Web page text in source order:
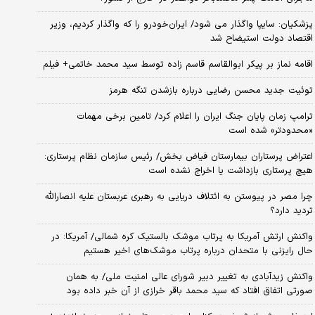
پزشکیان: سایپا واگذار می شود/ ایران‌خودرو را که واگذار کردیم، وزیر
اقتصاد دولت استیضاح شد
اقامه نماز بر پیکر ابوالقاسم قاسم زاده توسط سید محمد خاتمی+ فیلم
توئیت جدید محسن رضایی درباره بازشدن تنگه هرمز
ترامپ زمان پایان جنگ ایران را اعلام کرد/ تامین برخی مهمات
«محدودتر» شده است
اعتراض پرستاران بیمارستان فیاض بخش/ رئیس سازمان نظام پرستاری:
هیچ پرستاری بازداشت یا اخراج نشده است
چرا مصر در پیوستن به ائتلاف دریایی به رهبری عربستان علیه انصارالله
تردید دارد؟
واکنش ارتش آمریکا به پرتاب موشک بالستیک کره شمالی/ آمریکا: در
حال رایزنی با متحدان درباره پرتاب موشک‌های اخیر هستیم
واکنش زیدآبادی به تغییر دبیر شورای عالی امنیت ملی/ به همان
صورتی اتفاق افتاد که سید محمد باقر خرازی از آن خبر داده بود